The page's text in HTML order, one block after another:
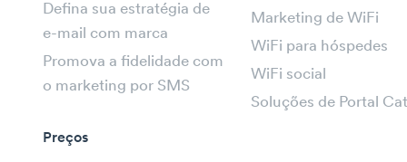
Defina sua estratégia de
e-mail com marca
Promova a fidelidade com
o marketing por SMS
Preços
Marketing de WiFi
WiFi para hóspedes
WiFi social
Soluções de Portal